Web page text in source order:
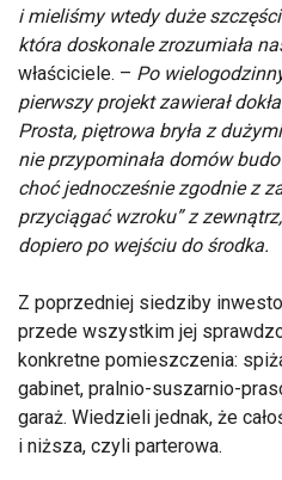
i mieliśmy wtedy duże
która doskonale zrozumiała
właściciele. – Po
pierwszy projekt zawierał
Prosta, piętrowa bryła z
nie przypominała domów
choć jednocześnie zgodnie z
przyciągać wzroku” z
dopiero po wejściu do środka.
Z poprzedniej siedziby
przede wszystkim jej
konkretne pomieszczenia:
gabinet, pralnio-suszarnio-
garaż. Wiedzieli jednak, że
i niższa, czyli parterowa.